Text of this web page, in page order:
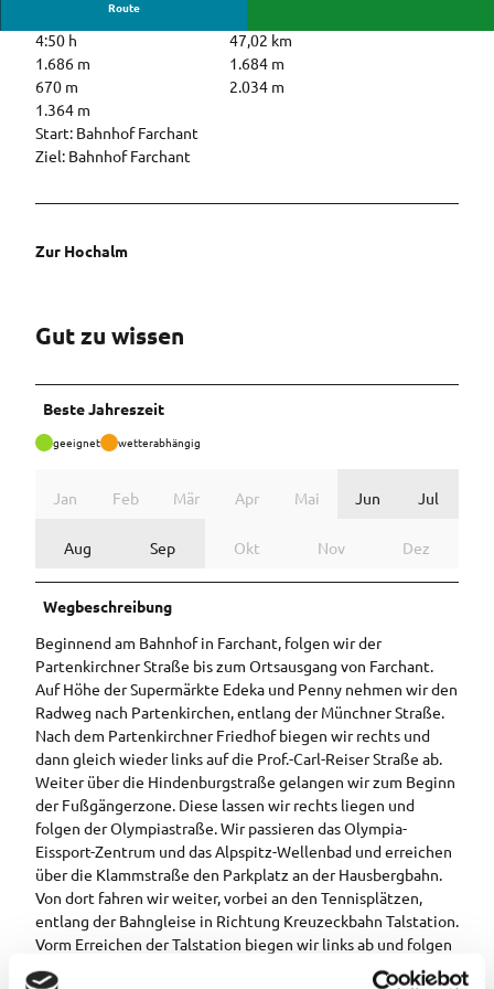
Route
4:50 h
47,02 km
1.686 m
1.684 m
670 m
2.034 m
1.364 m
Start: Bahnhof Farchant
Ziel: Bahnhof Farchant
Zur Hochalm
Gut zu wissen
Beste Jahreszeit
geeignet wetterabhängig
Jan Feb Mär Apr Mai Jun Jul
Aug Sep Okt Nov Dez
Wegbeschreibung
Beginnend am Bahnhof in Farchant, folgen wir der
Partenkirchner Straße bis zum Ortsausgang von Farchant.
Auf Höhe der Supermärkte Edeka und Penny nehmen wir den
Radweg nach Partenkirchen, entlang der Münchner Straße.
Nach dem Partenkirchner Friedhof biegen wir rechts und
dann gleich wieder links auf die Prof.-Carl-Reiser Straße ab.
Weiter über die Hindenburgstraße gelangen wir zum Beginn
der Fußgängerzone. Diese lassen wir rechts liegen und
folgen der Olympiastraße. Wir passieren das Olympia-
Eissport-Zentrum und das Alpspitz-Wellenbad und erreichen
über die Klammstraße den Parkplatz an der Hausbergbahn.
Von dort fahren wir weiter, vorbei an den Tennisplätzen,
entlang der Bahngleise in Richtung Kreuzeckbahn Talstation.
Vorm Erreichen der Talstation biegen wir links ab und folgen
dem Weg zur Aule Alm. Kurz vor der Aule Alm nehmen wir